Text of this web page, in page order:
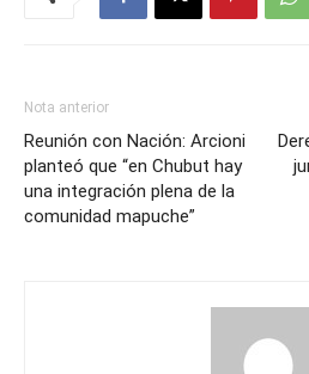
Nota anterior
Reunión con Nación: Arcioni
planteó que “en Chubut hay
una integración plena de la
comunidad mapuche”